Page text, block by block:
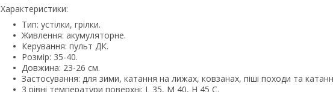
Характеристики:
Тип: устілки, грілки.
Живлення: акумуляторне.
Керування: пульт ДК.
Розмір: 35-40.
Довжина: 23-26 см.
Застосування: для зими, катання на лижах, ковзанах, піші походи та
3 рівні температури поверхні: L 35, M 40, H 45 С.